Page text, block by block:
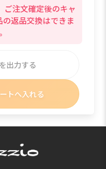
ご注文確定後のキャ
返品交換はできま
出力する
トへ入れる